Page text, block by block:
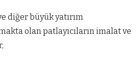
diğer büyük yatırım
olan patlayıcıların imalat ve